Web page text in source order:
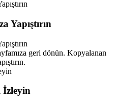
Yapıştırın
geri dönün. Kopyalanan
İzleyin